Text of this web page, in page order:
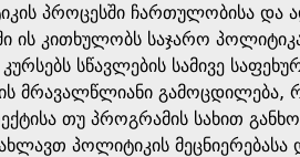
პროცესში ჩართულობისა და
ის კითხულობს საჯარო
სწავლების სამივე
მრავალწლიანი
თუ პროგრამის სახით
პოლიტიკის